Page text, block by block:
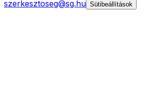
szerkesztoseg@sg.hu Sütibeállítások